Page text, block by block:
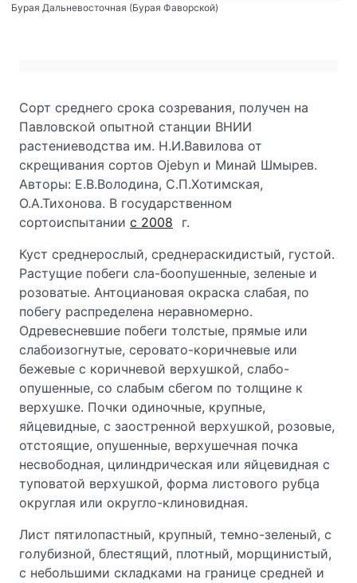
Бурая Дальневосточная (Бурая Фаворской)
Сорт среднего срока созревания, получен на
Павловской опытной станции ВНИИ
растениеводства им. Н.И.Вавилова от
скрещивания сортов Ojebyn и Минай Шмырев.
Авторы: Е.В.Володина, С.П.Хотимская,
О.А.Тихонова. В государственном
сортоиспытании с 2008
г.
Куст среднерослый, среднераскидистый, густой.
Растущие побеги сла-боопушенные, зеленые и
розоватые. Антоциановая окраска слабая, по
побегу распределена неравномерно.
Одревесневшие побеги толстые, прямые или
слабоизогнутые, серовато-коричневые или
бежевые с коричневой верхушкой, слабо-
опушенные, со слабым сбегом по толщине к
верхушке. Почки одиночные, крупные,
яйцевидные, с заостренной верхушкой, розовые,
отстоящие, опушенные, верхушечная почка
несвободная, цилиндрическая или яйцевидная с
туповатой верхушкой, форма листового рубца
округлая или округло-клиновидная.
Лист пятилопастный, крупный, темно-зеленый, с
голубизной, блестящий, плотный, морщинистый,
с небольшими складками на границе средней и